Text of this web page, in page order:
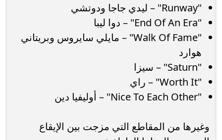
"Runway" – ليدي جاجا ودوتشي
"End Of An Era" – دوا ليبا
"Walk Of Fame" – مايلي سايروس وبريتاني
هوارد
"Saturn" – سيزا
"Worth It" – راي
"Nice To Each Other" – أوليفيا دين
وغيرها من المقاطع التي مزجت بين الإيقاع